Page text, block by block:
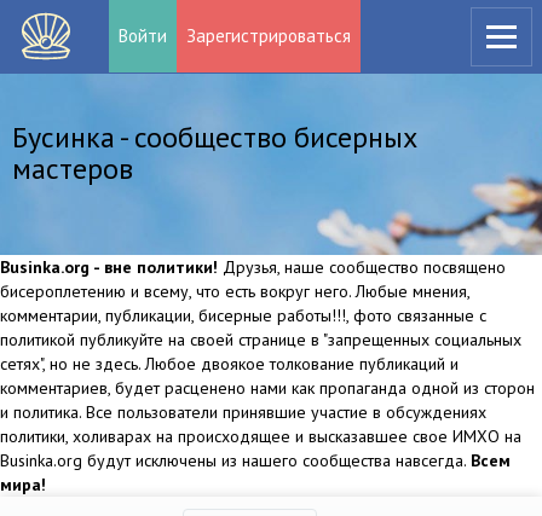
Войти Зарегистрироваться
Бусинка - сообщество бисерных
мастеров
Businka.org - вне политики! Друзья, наше сообщество посвящено
бисероплетению и всему, что есть вокруг него. Любые мнения,
комментарии, публикации, бисерные работы!!!, фото связанные с
политикой публикуйте на своей странице в "запрещенных социальных
сетях", но не здесь. Любое двоякое толкование публикаций и
комментариев, будет расценено нами как пропаганда одной из сторон
и политика. Все пользователи принявшие участие в обсуждениях
политики, холиварах на происходящее и высказавшее свое ИМХО на
Businka.org будут исключены из нашего сообщества навсегда. Всем
мира!